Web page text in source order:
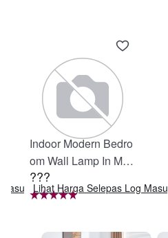
Indoor Modern Bedro
om Wall Lamp In Matt
e Black, Iron Clear Gl
ass Shade,4-Lights E
nity Light
???
Lihat Harga Selepas Log Masuk